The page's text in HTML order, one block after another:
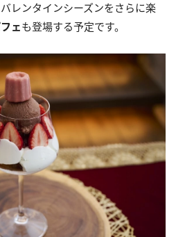
レンタインシーズンをさらに楽
ェも登場する予定です。